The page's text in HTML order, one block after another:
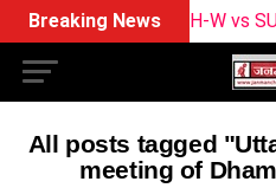
Breaking NewsBPH-W vs
All posts tagged
meeting of